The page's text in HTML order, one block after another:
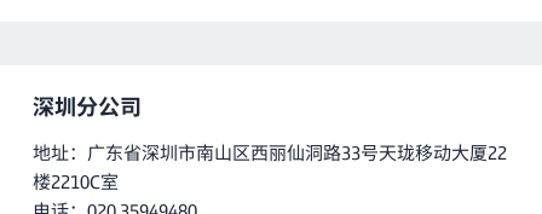
深圳分公司
地址：广东省深圳市南山区西丽仙洞路33号天珑移动大厦22
楼2210C室